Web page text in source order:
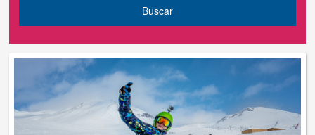
Contacto
Tus reservas
Inicia sessión
Buscar